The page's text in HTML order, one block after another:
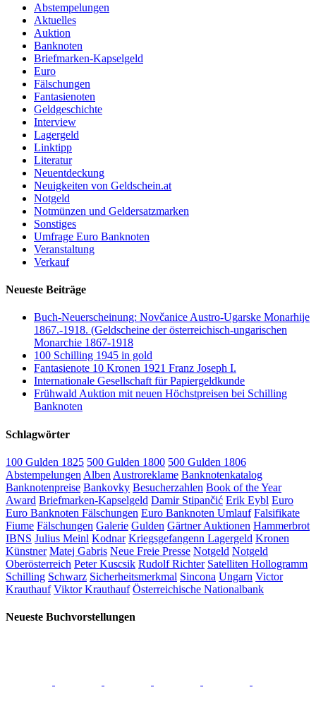
Abstempelungen
Aktuelles
Auktion
Banknoten
Briefmarken-Kapselgeld
Euro
Fälschungen
Fantasienoten
Geldgeschichte
Interview
Lagergeld
Linktipp
Literatur
Neuentdeckung
Neuigkeiten von Geldschein.at
Notgeld
Notmünzen und Geldersatzmarken
Sonstiges
Umfrage Euro Banknoten
Veranstaltung
Verkauf
Neueste Beiträge
Buch-Neuerscheinung: Novčanice Austro-Ugarske Monarhije
1867.-1918. (Geldscheine der österreichisch-ungarischen
Monarchie 1867-1918
100 Schilling 1945 in gold
Fantasienote 10 Kronen 1921 Franz Joseph I.
Internationale Gesellschaft für Papiergeldkunde
Frühwald Auktion mit neuen Höchstpreisen bei Schilling
Banknoten
Schlagwörter
100 Gulden 1825 500 Gulden 1800 500 Gulden 1806
Abstempelungen Alben Austroreklame Banknotenkatalog
Banknotenpreise Bankovky Besucherzahlen Book of the Year
Award Briefmarken-Kapselgeld Damir Stipančić Erik Eybl Euro
Euro Banknoten Fälschungen Euro Banknoten Umlauf Falsifikate
Fiume Fälschungen Galerie Gulden Gärtner Auktionen Hammerbrot
IBNS Julius Meinl Kodnar Kriegsgefangenn Lagergeld Kronen
Künstner Matej Gabris Neue Freie Presse Notgeld Notgeld
Oberösterreich Peter Kuscsik Rudolf Richter Satelliten Hollogramm
Schilling Schwarz Sicherheitsmerkmal Sincona Ungarn Victor
Krauthauf Viktor Krauthauf Österreichische Nationalbank
Neueste Buchvorstellungen